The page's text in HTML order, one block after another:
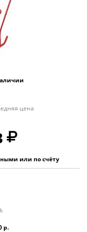
цена
или по счёту
р.